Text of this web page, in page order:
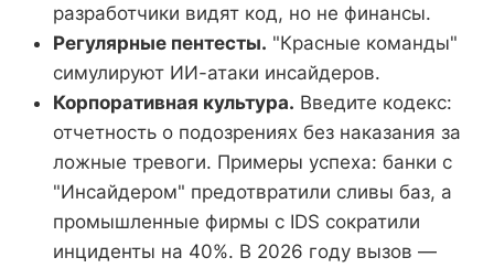
разработчики видят код, но не финансы.
Регулярные пентесты. "Красные команды"
симулируют ИИ-атаки инсайдеров.
Корпоративная культура. Введите кодекс:
отчетность о подозрениях без наказания за
ложные тревоги. Примеры успеха: банки с
"Инсайдером" предотвратили сливы баз, а
промышленные фирмы с IDS сократили
инциденты на 40%. В 2026 году вызов —